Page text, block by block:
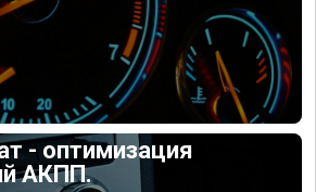
- оптимизация
АКПП.